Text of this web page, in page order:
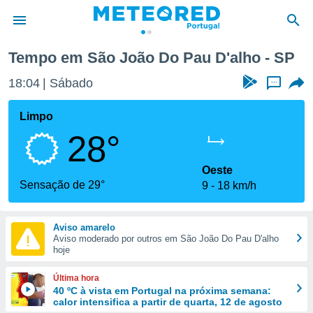
da
foi
fornecidas
a este
das
e
forma
digital
Tempo em São João Do Pau D'alho - SP
18:04 Sábado ...
Limpo
28°
Sensação de 29°
Oeste
9
18 km/h
Aviso amarelo
Aviso moderado por outros em São João Do Pau D'alho
hoje
Última hora
40 ºC à vista em Portugal na próxima semana:
calor intensifica a partir de quarta, 12 de agosto